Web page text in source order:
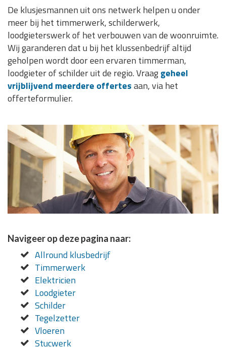
De klusjesmannen uit ons netwerk helpen u onder
meer bij het timmerwerk, schilderwerk,
loodgieterswerk of het verbouwen van de woonruimte.
Wij garanderen dat u bij het klussenbedrijf altijd
geholpen wordt door een ervaren timmerman,
loodgieter of schilder uit de regio. Vraaggeheel
vrijblijvend meerdere offertesaan, via het
offerteformulier.
Navigeer op deze pagina naar:
Allround klusbedrijf
Timmerwerk
Elektricien
Loodgieter
Schilder
Tegelzetter
Vloeren
Stucwerk